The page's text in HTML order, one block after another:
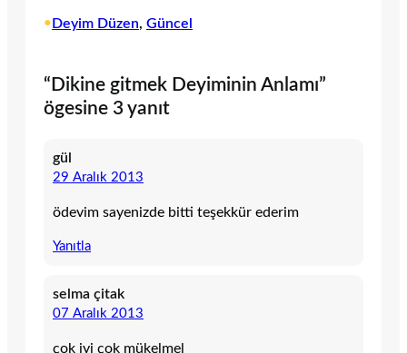
•Deyim Düzen, Güncel
“Dikine gitmek Deyiminin Anlamı”
ögesine 3 yanıt
gül
29 Aralık 2013
ödevim sayenizde bitti teşekkür ederim
Yanıtla
selma çitak
07 Aralık 2013
çok iyi çok mükelmel